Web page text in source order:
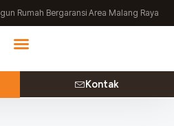
Rumah Bergaransi Area Malang Raya
Kontak